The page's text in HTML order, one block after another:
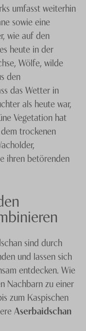
umfasst weiterhin
sowie eine
wie auf den
heute in der
Wölfe, wilde
den
das Wetter in
als heute war,
Vegetation hat
trockenen
ihren betörenden
sind durch
und lassen sich
entdecken. Wie
Nachbarn zu einer
zum Kaspischen
Aserbaidschan